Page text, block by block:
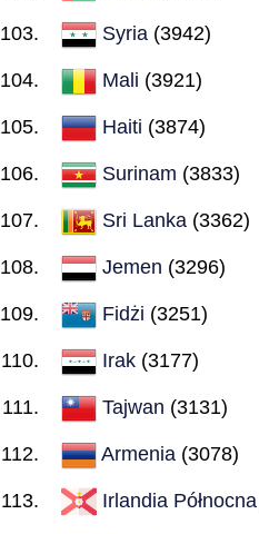
Syria (3942)
Mali (3921)
Haiti (3874)
Surinam (3833)
Sri Lanka (3362)
Jemen (3296)
Fidżi (3251)
Irak (3177)
Tajwan (3131)
Armenia (3078)
Irlandia Północna